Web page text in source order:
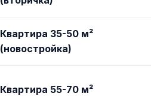
Квартира 35-50 м²
(новостройка)
Квартира 55-70 м²